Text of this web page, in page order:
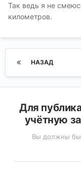
Так ведь я не
километров.
НАЗАД
Для
учётную
Вы должны